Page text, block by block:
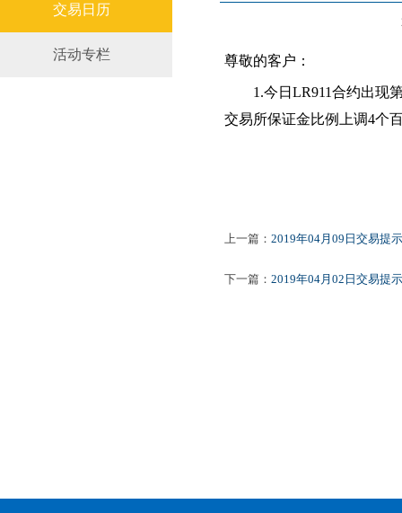
交易日历
活动专栏 尊敬的客户：
1.今日 LR911合约出现
交易所保证金比例上调4个
上一篇： 2019年04月09日交易提示
下一篇： 2019年04月02日交易提示